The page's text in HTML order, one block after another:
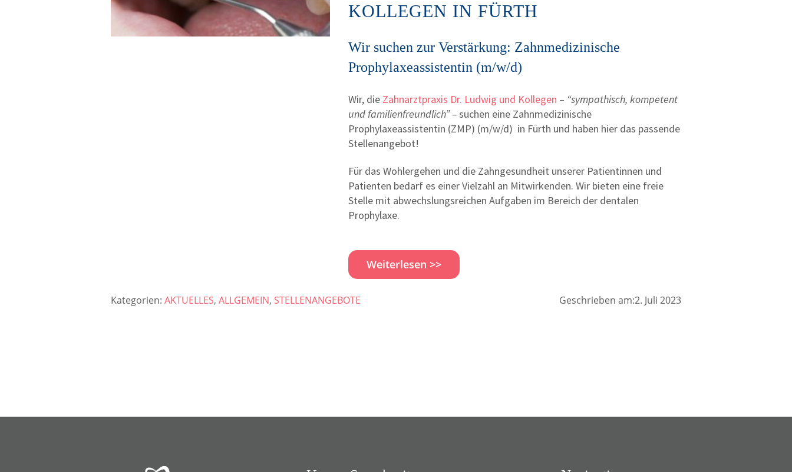
KOLLEGEN IN FÜRTH
Wir suchen zur Verstärkung: Zahnmedizinische
Prophylaxeassistentin (m/w/d)
Wir, die Zahnarztpraxis Dr. Ludwig und Kollegen – “sympathisch, kompetent
und familienfreundlich” –suchen eine Zahnmedizinische
Prophylaxeassistentin (ZMP) (m/w/d) in Fürth und haben hier das passende
Stellenangebot!
Für das Wohlergehen und die Zahngesundheit unserer Patientinnen und
Patienten bedarf es einer Vielzahl an Mitwirkenden. Wir bieten eine freie
Stelle mit abwechslungsreichen Aufgaben im Bereich der dentalen
Prophylaxe.
Weiterlesen >>
Kategorien: AKTUELLES, ALLGEMEIN, STELLENANGEBOTE Geschrieben am:2. Juli 2023